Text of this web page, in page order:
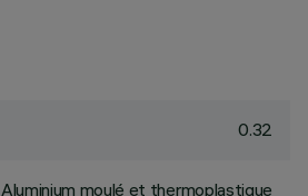
0.32
Aluminium moulé et thermoplastique